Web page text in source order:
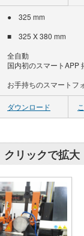
● 325 mm
■ 325 X 380 mm
全自動
国内初のスマートAPP
お手持ちのスマートフ
ダウンロード
リックで拡大